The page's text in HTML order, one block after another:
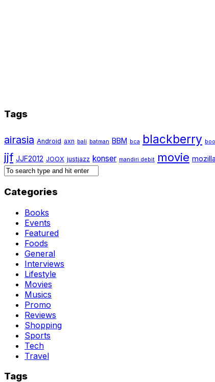
Tags
airasia Android axn bali batman BBM bca blackberry
jjf JJF2012 JOOX justjazz konser mandiri debit movie mozilla
Categories
Books
Events
Featured
Foods
General
Interviews
Lifestyle
Movies
Musics
Promo
Reviews
Shopping
Sports
Tech
Travel
Tags